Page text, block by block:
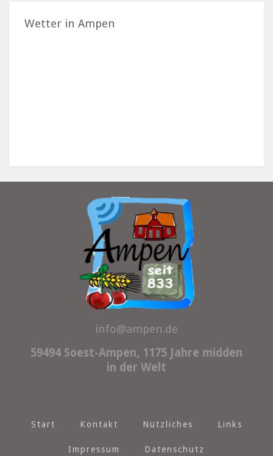
Wetter in Ampen
info@ampen.de
59494 Soest-Ampen, 1175 Jahre midden
in der Welt
Start Kontakt Nützliches Links
Impressum Datenschutz